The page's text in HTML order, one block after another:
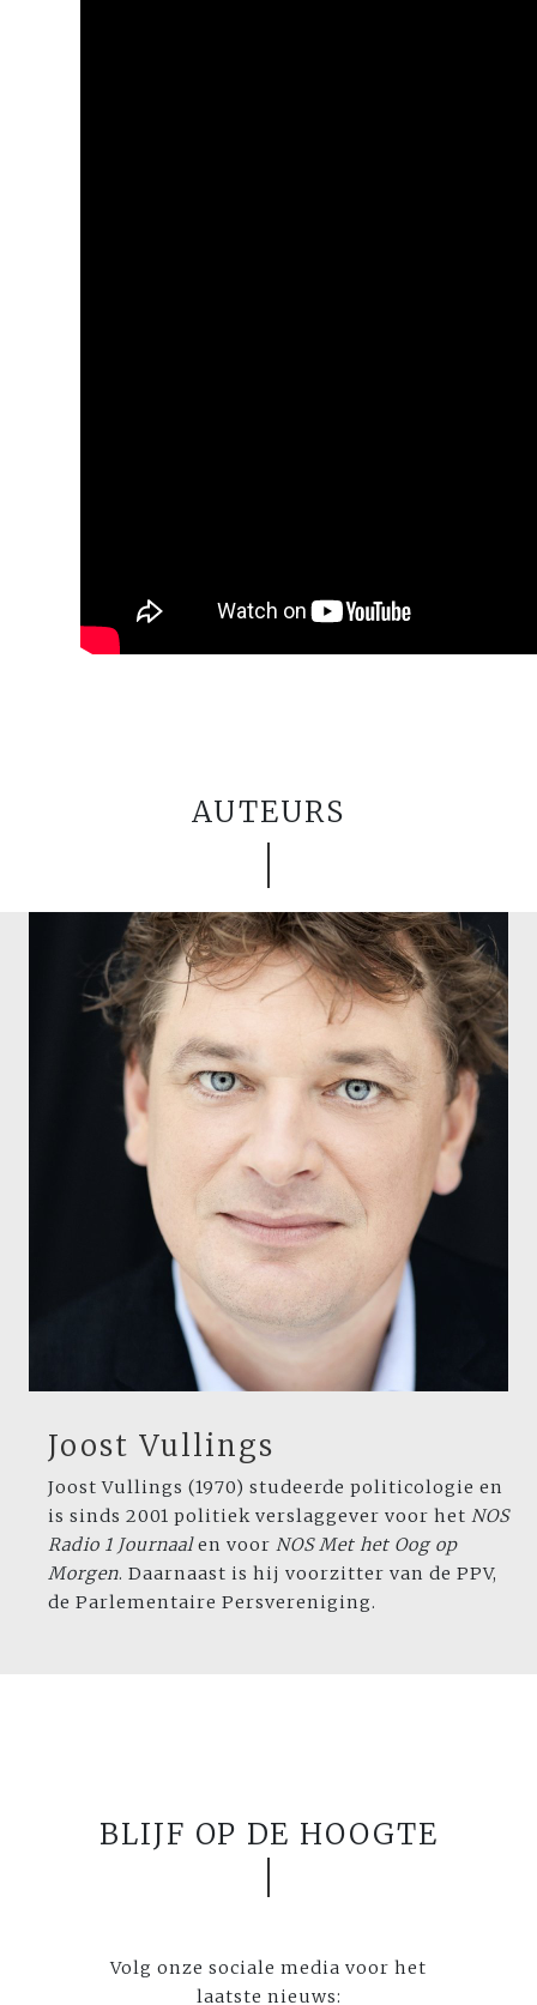
AUTEURS
Joost Vullings
Joost Vullings (1970) studeerde politicologie en
is sinds 2001 politiek verslaggever voor het NOS
Radio 1 Journaalen voor NOS Met het Oog op
Morgen. Daarnaast is hij voorzitter van de PPV,
de Parlementaire Persvereniging.
BLIJF OP DE HOOGTE
Volg onze sociale media voor het
laatste nieuws: